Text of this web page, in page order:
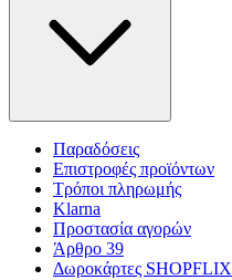
Παραδόσεις
Επιστροφές προϊόντων
Τρόποι πληρωμής
Klarna
Προστασία αγορών
Άρθρο 39
Δωροκάρτες SHOPFLIX